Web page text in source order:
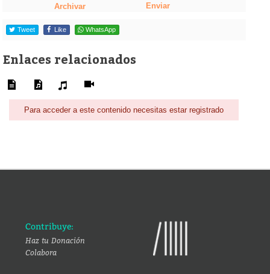
Archivar Enviar
Tweet Like WhatsApp
Enlaces relacionados
Para acceder a este contenido necesitas estar registrado
Contribuye:
Haz tu Donación
Colabora